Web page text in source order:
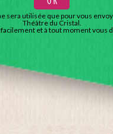
sera utilisée que pour vous
Théâtre du Cristal.
et à tout moment vous